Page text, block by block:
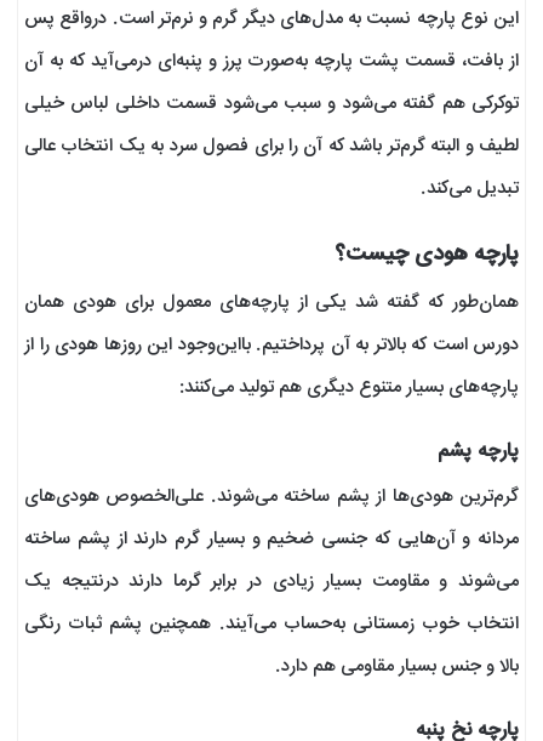
این نوع پارچه نسبت به مدل‌های دیگر گرم و نرم‌تر است. درواقع پس
از بافت، قسمت پشت پارچه به‌صورت پرز و پنبه‌ای درمی‌آید که به آن
توکرکی هم گفته می‌شود و سبب می‌شود قسمت داخلی لباس خیلی
لطیف و البته گرم‌تر باشد که آن را برای فصول سرد به یک انتخاب عالی
تبدیل می‌کند.
پارچه هودی چیست؟
همان‌طور که گفته شد یکی از پارچه‌های معمول برای هودی همان
دورس است که بالاتر به آن پرداختیم. بااین‌وجود این روزها هودی را از
پارچه‌های بسیار متنوع دیگری هم تولید می‌کنند:
پارچه پشم
گرم‌ترین هودی‌ها از پشم ساخته می‌شوند. علی‌الخصوص هودی‌های
مردانه و آن‌هایی که جنسی ضخیم و بسیار گرم دارند از پشم ساخته
می‌شوند و مقاومت بسیار زیادی در برابر گرما دارند درنتیجه یک
انتخاب خوب زمستانی به‌حساب می‌آیند. همچنین پشم ثبات رنگی
بالا و جنس بسیار مقاومی هم دارد.
پارچه نخ پنبه